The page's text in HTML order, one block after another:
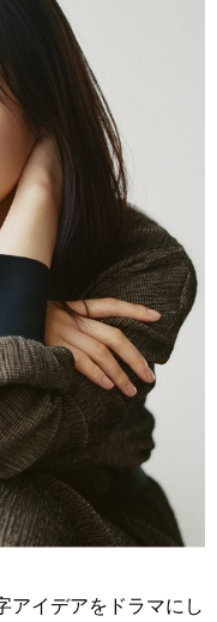
アイデアをドラマにし